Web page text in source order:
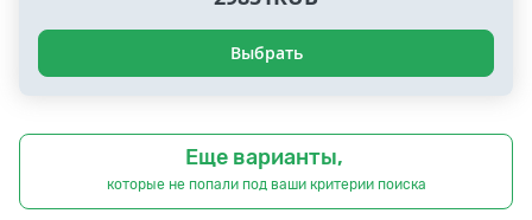
Выбрать
Еще варианты,
которые не попали под ваши критерии поиска